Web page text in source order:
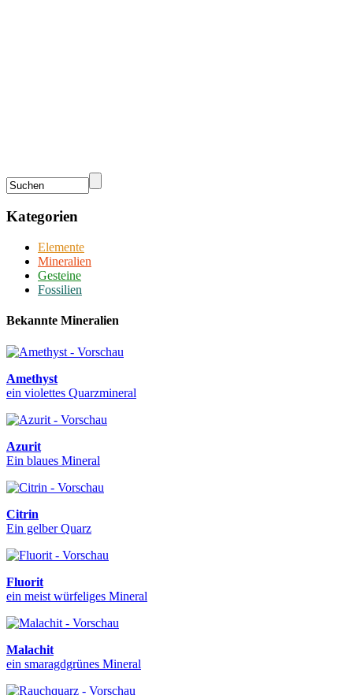
Kategorien
Elemente
Mineralien
Gesteine
Fossilien
Bekannte Mineralien
Amethyst
ein violettes Quarzmineral
Azurit
Ein blaues Mineral
Citrin
Ein gelber Quarz
Fluorit
ein meist würfeliges Mineral
Malachit
ein smaragdgrünes Mineral